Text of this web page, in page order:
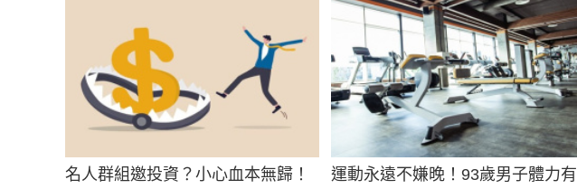
名人群組邀投資？小心血本無歸！
運動永遠不嫌晚！93歲男子體力有